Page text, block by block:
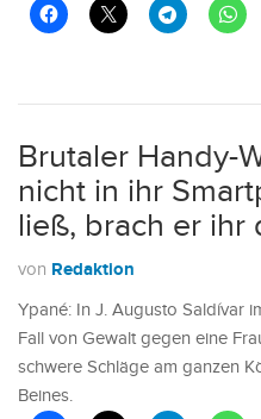
Brutaler Handy-
nicht in ihr
ließ, brach er ihr
von Redaktion
Ypané: In J. Augusto Saldívar
Fall von Gewalt gegen eine
schwere Schläge am ganzen
Beines.